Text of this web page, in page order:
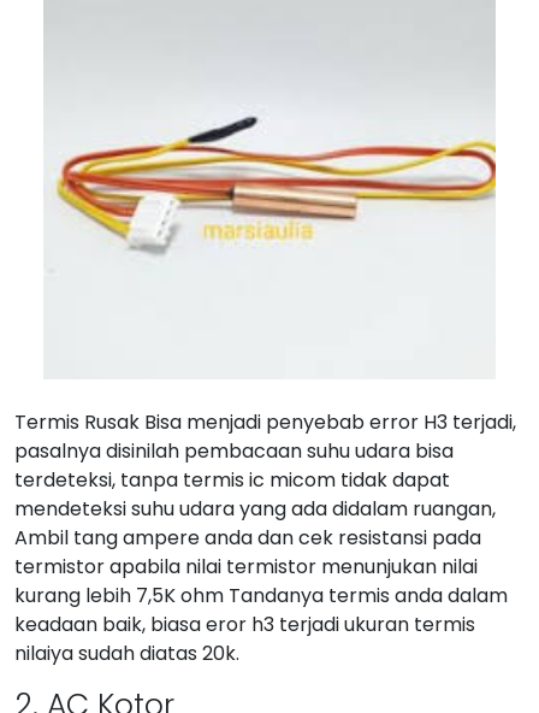
Termis Rusak Bisa menjadi penyebab error H3 terjadi,
pasalnya disinilah pembacaan suhu udara bisa
terdeteksi, tanpa termis ic micom tidak dapat
mendeteksi suhu udara yang ada didalam ruangan,
Ambil tang ampere anda dan cek resistansi pada
termistor apabila nilai termistor menunjukan nilai
kurang lebih 7,5K ohm Tandanya termis anda dalam
keadaan baik, biasa eror h3 terjadi ukuran termis
nilaiya sudah diatas 20k.